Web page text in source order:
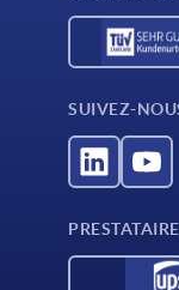
SUIVEZ-